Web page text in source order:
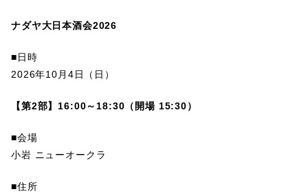
ナダヤ大日本酒会2026
■日時
2026年10月4日（日）
【第2部】16:00～18:30（開場 15:30）
■会場
小岩 ニューオークラ
■住所